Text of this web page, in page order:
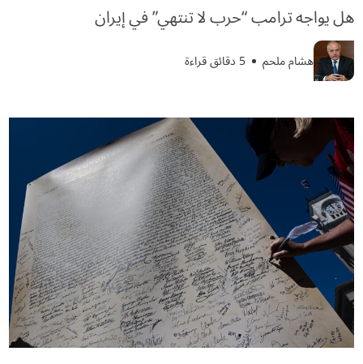
هل يواجه ترامب “حرب لا تنتهي” في إيران
هشام ملحم 5 دقائق قراءة